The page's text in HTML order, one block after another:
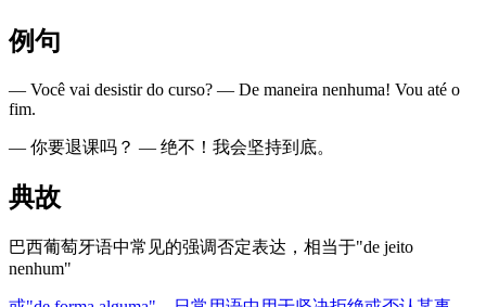
例句
— Você vai desistir do curso? — De maneira nenhuma! Vou até o
fim.
— 你要退课吗？ — 绝不！我会坚持到底。
典故
巴西葡萄牙语中常见的强调否定表达，相当于"de jeito
nenhum"